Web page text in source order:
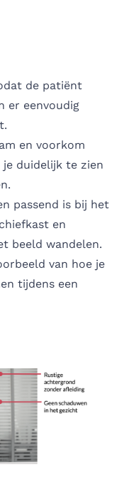
de patiënt
er eenvoudig
en voorkom
duidelijk te zien
passend is bij het
en
beeld wandelen.
van hoe je
tijdens een